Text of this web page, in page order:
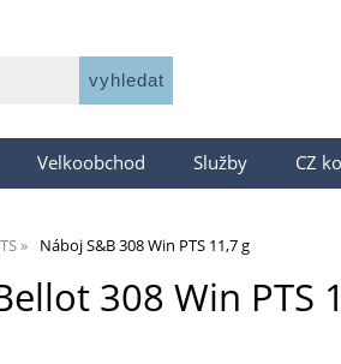
Velkoobchod Služby CZ
Náboj S&B 308 Win PTS 11,7 g
308 Win PTS